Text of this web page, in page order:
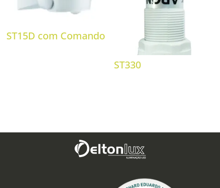
ST15D com Comando
ST330